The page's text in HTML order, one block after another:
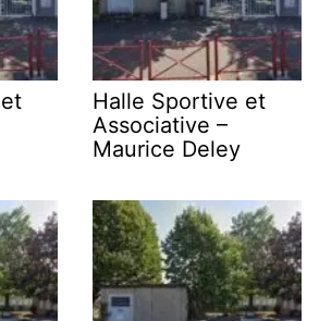
Halle Sportive et
Associative –
Maurice Deley